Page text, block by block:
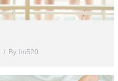
By fm520